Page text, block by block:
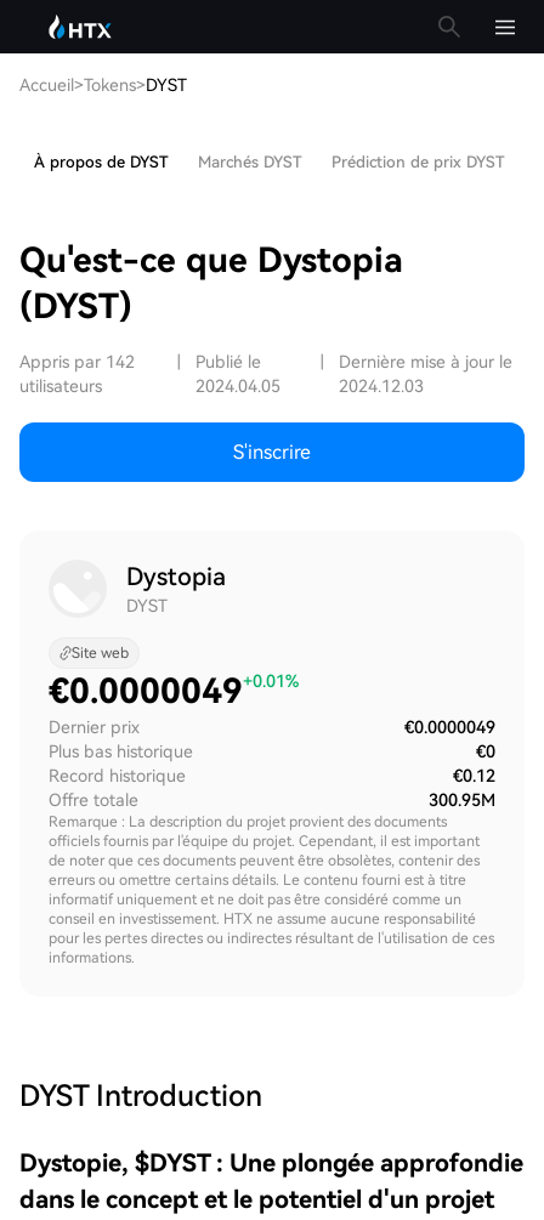
Accueil>Tokens>DYST
À propos de DYST Marchés DYST Prédiction de prix DYST
Qu'est-ce que Dystopia
(DYST)
Appris par 142
utilisateurs
Publié le
2024.04.05
Dernière mise à jour le
2024.12.03
S'inscrire
Dystopia
DYST
Site web
€0.0000049+0.01%
Dernier prix
€0.0000049
Plus bas historique
€0
Record historique
€0.12
Offre totale
300.95M
Remarque : La description du projet provient des documents
officiels fournis par l'équipe du projet. Cependant, il est important
de noter que ces documents peuvent être obsolètes, contenir des
erreurs ou omettre certains détails. Le contenu fourni est à titre
informatif uniquement et ne doit pas être considéré comme un
conseil en investissement. HTX ne assume aucune responsabilité
pour les pertes directes ou indirectes résultant de l'utilisation de ces
informations.
DYST Introduction
Dystopie, $DYST : Une plongée approfondie
dans le concept et le potentiel d'un projet